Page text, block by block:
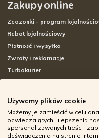
Zakupy online
Zoozonki - program
Rabat lojalnościowy
Płatność i wysyłka
Zwroty i reklamacje
Turbokurier
Adresy sklepów stacjonarnych
Godziny otwarcia sklepów
Aplikacja zoozone.pl
Używamy plików cookie
Możemy je zamieścić w celu
odwiedzających, ulepszenia
spersonalizowanych treści i
doświadczenia na stronie